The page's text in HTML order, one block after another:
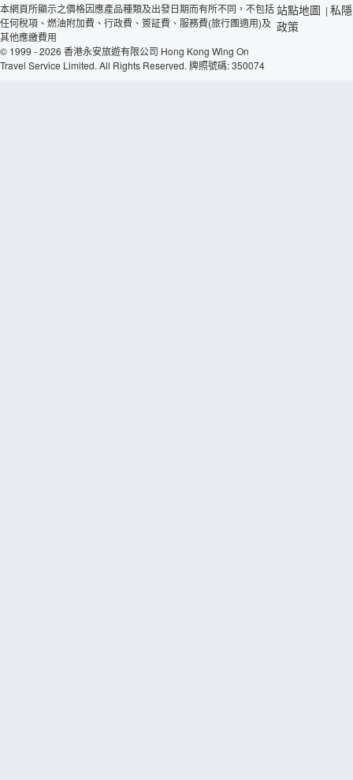
本網頁所顯示之價格因應產品種類及出發日期而有所不同，不包括
任何稅項、燃油附加費、行政費、簽証費、服務費(旅行團適用)及
其他應繳費用
© 1999 - 2026 香港永安旅遊有限公司 Hong Kong Wing On
Travel Service Limited. All Rights Reserved. 牌照號碼: 350074
站點地圖 | 私隱
政策